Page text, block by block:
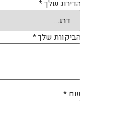
הדירוג שלך*
הביקורת שלך*
שם *